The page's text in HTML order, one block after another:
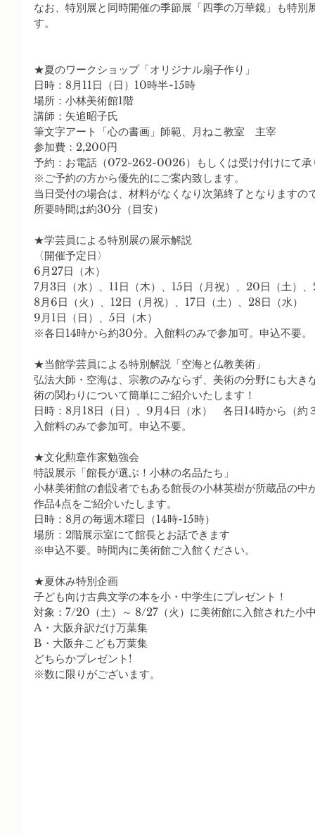
なお、特別展と同時開催の季節展「四季の万華鏡」も特別
す。
★夏のワークショップ「オリジナル扇子作り」
日時：8月11日（日）10時半~15時
場所：小林美術館1階
講師：矢追昭子氏
筆文字アート「心の書画」師範、月ねこ教室　主宰
参加費：2,200円
予約：お電話（072-262-0026）もしくは受け付けにて承
※ご予約の方から優先的にご案内致します。
当日受付の場合は、材料がなくなり次第終了となりますの
所要時間は約30分（目安）
★学芸員による特別展の展示解説
〈開催予定日〉
6月27日（木）
7月3日（水）、11日（木）、15日（月祝）、20日（土）
8月6日（火）、12日（月祝）、17日（土）、28日（水）
9月1日（日）、5日（木）
※各日14時から約30分。入館料のみで参加可。申込不要。
★当館学芸員による特別解説「空海と仏教美術」
弘法大師・空海は、宗教のみならず、美術の分野にも大き
術の関わりについて簡単にご紹介いたします！
日時：8月18日（日）、9月4日（水）　各日14時から（約
入館料のみで参加可。申込不要。
★文化勲章作家勉強会
特設展示「館長が選ぶ！小林の名品たち」
小林美術館の創設者でもある館長の小林英樹が所蔵品の中
作品4点をご紹介いたします。
日時：8月の毎週木曜日（14時-15時）
場所：2階展示室にて館長とお話できます
※申込不要。時間内に美術館ご入館ください。
★夏休み特別企画
子ども向け古典文学の本を小・中学生にプレゼント！
対象：7/20（土）～ 8/27（火）に美術館に入館された小
A・大阪弁訳だけ万葉集
B・大阪弁こども万葉集
どちらかプレゼント!
※数に限りがございます。